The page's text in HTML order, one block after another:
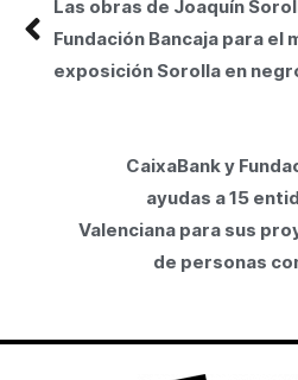
CaixaBank y
ayudas a 15
Valenciana para sus
de personas
Las obras de Joaquín
Fundación Bancaja para el
exposición Sorolla en